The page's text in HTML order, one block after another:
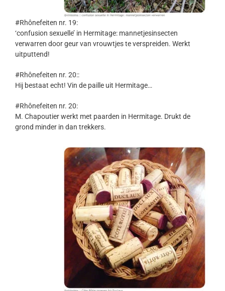
#Rhônefeiten nr. 19:
‘confusion sexuelle’ in Hermitage: mannetjesinsecten
verwarren door geur van vrouwtjes te verspreiden. Werkt
uitputtend!
#Rhônefeiten nr. 20::
Hij bestaat echt! Vin de paille uit Hermitage…
#Rhônefeiten nr. 20:
M. Chapoutier werkt met paarden in Hermitage. Drukt de
grond minder in dan trekkers.